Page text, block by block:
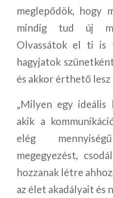
meglepődök, hogy
mindig tud új
Olvassátok el ti is
hagyjatok
és akkor érthető
„Milyen egy ideális
akik a
elég
megegyezést,
hozzanak létre
az élet akadályait és